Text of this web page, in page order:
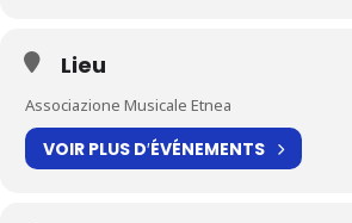
Lieu
Associazione Musicale Etnea
VOIR PLUS D′ÉVÉNEMENTS